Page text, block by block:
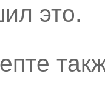
это.